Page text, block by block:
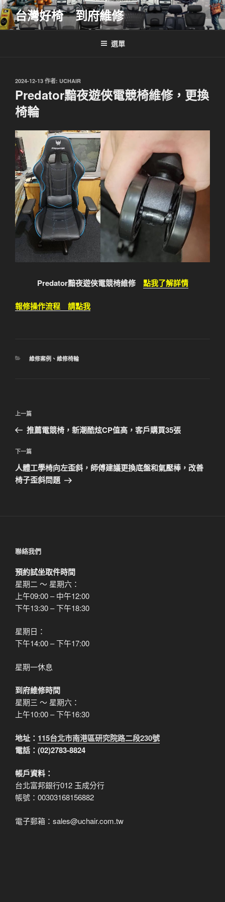
跳
至
主
台灣好椅 到府維修
選單
發
佈
於
2024-12-13 作者: UCHAIR
Predator黯夜遊俠電競椅維修，更換
椅輪
Predator黯夜遊俠電競椅維修 點我了解詳情
報修操作流程 請點我
分
維修案例 、 維修椅輪
文
導
覽
上
一
文
章
上一篇
推薦電競椅，新潮酷炫CP值高，客戶購買35張
下
一
篇
下一篇
人體工學椅向左歪斜，師傅建議更換底盤和氣壓棒，改善
椅子歪斜問題
聯絡我們
預約試坐取件時間
星期二 ～ 星期六：
上午09:00 – 中午12:00
下午13:30 – 下午18:30
星期日：
下午14:00 – 下午17:00
星期一休息
到府維修時間
星期三 ～ 星期六：
上午10:00 – 下午16:30
地址： 115台北市南港區研究院路二段230號
電話：(02)2783-8824
帳戶資料：
台北富邦銀行012 玉成分行
帳號：00303168156882
電子郵箱：sales@uchair.com.tw